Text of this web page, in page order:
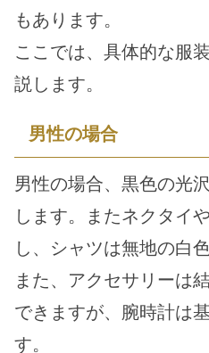
もあります。
ここでは、具体的な服
説します。
男性の場合
男性の場合、黒色の光
します。またネクタイ
し、シャツは無地の白
また、アクセサリーは
できますが、腕時計は
す。